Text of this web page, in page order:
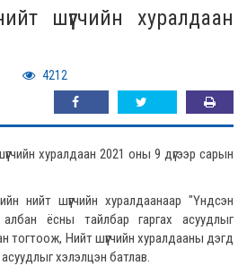
шүүгчийн хуралдаан
4212
хуралдаан 2021 оны 9 дүгээр сарын
нийт шүүгчийн хуралдаанаар "Үндсэн
ёсны тайлбар гаргах асуудлыг
тогтоож, Нийт шүүгчийн хуралдааны дэгд
хэлэлцэн батлав.